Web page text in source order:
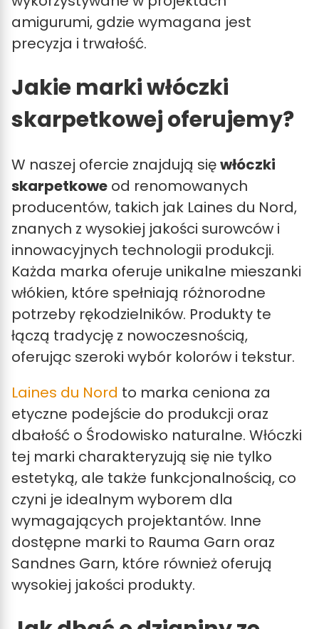
amigurumi, gdzie wymagana jest
precyzja i trwałość.
Jakie marki włóczki
skarpetkowej oferujemy?
W naszej ofercie znajdują sięwłóczki
skarpetkowe od renomowanych
producentów, takich jak Laines du Nord,
znanych z wysokiej jakości surowców i
innowacyjnych technologii produkcji.
Każda marka oferuje unikalne mieszanki
włókien, które spełniają różnorodne
potrzeby rękodzielników. Produkty te
łączą tradycję z nowoczesnością,
oferując szeroki wybór kolorów i tekstur.
Laines du Nord to marka ceniona za
etyczne podejście do produkcji oraz
dbałość o Środowisko naturalne. Włóczki
tej marki charakteryzują się nie tylko
estetyką, ale także funkcjonalnością, co
czyni je idealnym wyborem dla
wymagających projektantów. Inne
dostępne marki to Rauma Garn oraz
Sandnes Garn, które również oferują
wysokiej jakości produkty.